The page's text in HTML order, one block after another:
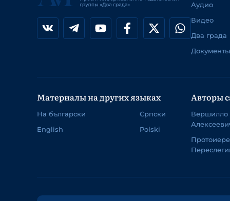
Аудио
Видео
Два града
Документы
Материалы на других языках
На български
English
Српски
Polski
Авторы
Вершилло